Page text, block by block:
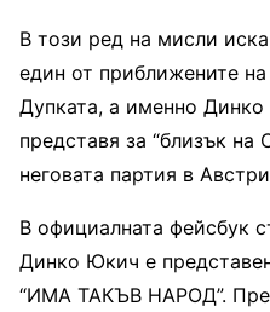
В този ред на мисли
един от приближените
Дупката, а именно
представя за “близък на
неговата партия в
В официалната фейсбук
Динко Юкич е
“ИМА ТАКЪВ НАРОД”.